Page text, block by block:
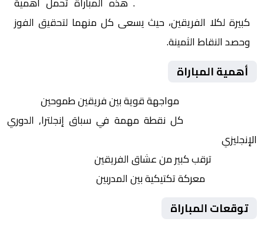
كبيرة لكلا الفريقين، حيث يسعى كل منهما لتحقيق الفوز
وحصد النقاط الثمينة.
أهمية المباراة
مواجهة قوية بين فريقين طموحين
كل نقطة مهمة في سباق إنجلترا, الدوري
الإنجليزي
ترقب كبير من عشاق الفريقين
معركة تكتيكية بين المدربين
توقعات المباراة